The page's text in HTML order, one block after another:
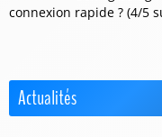
connexion rapide ? (4/5
Actualités